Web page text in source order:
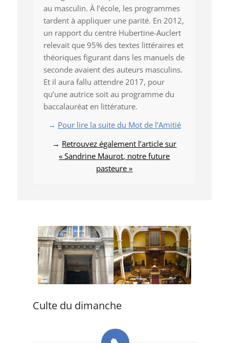
au masculin. À l’école, les programmes
tardent à appliquer une parité. En 2012,
un rapport du centre Hubertine-Auclert
relevait que 95% des textes littéraires et
théoriques figurant dans les manuels de
seconde avaient des auteurs masculins.
Et il aura fallu attendre 2017, pour
qu’une autrice soit au programme du
baccalauréat en littérature.
→ Pour lire la suite du Mot de l’Amitié
→ Retrouvez également l’article sur
« Sandrine Maurot, notre future
pasteure »
Culte du dimanche